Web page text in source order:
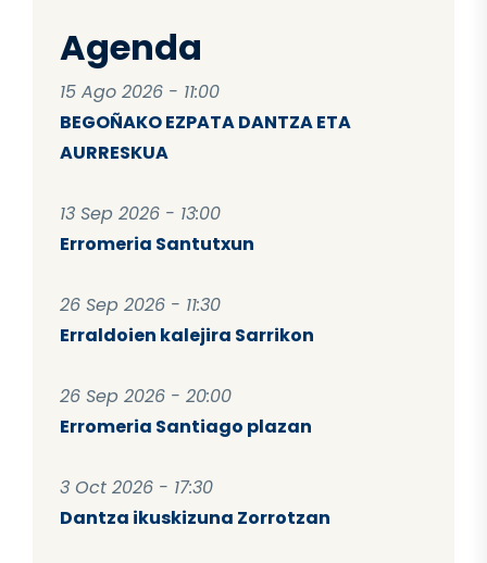
Agenda
15 Ago 2026 - 11:00
BEGOÑAKO EZPATA DANTZA ETA
AURRESKUA
13 Sep 2026 - 13:00
Erromeria Santutxun
26 Sep 2026 - 11:30
Erraldoien kalejira Sarrikon
26 Sep 2026 - 20:00
Erromeria Santiago plazan
3 Oct 2026 - 17:30
Dantza ikuskizuna Zorrotzan